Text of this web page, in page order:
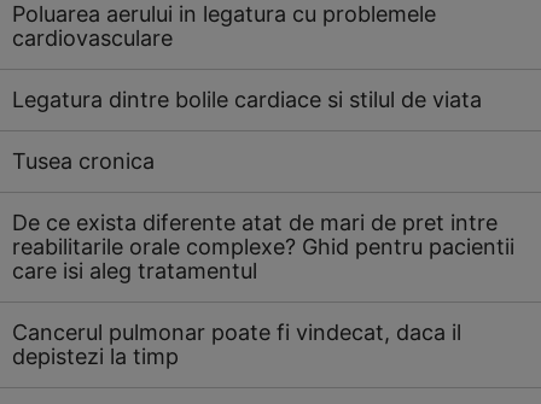
Poluarea aerului in legatura cu problemele
cardiovasculare
Legatura dintre bolile cardiace si stilul de viata
Tusea cronica
De ce exista diferente atat de mari de pret intre
reabilitarile orale complexe? Ghid pentru pacientii
care isi aleg tratamentul
Cancerul pulmonar poate fi vindecat, daca il
depistezi la timp